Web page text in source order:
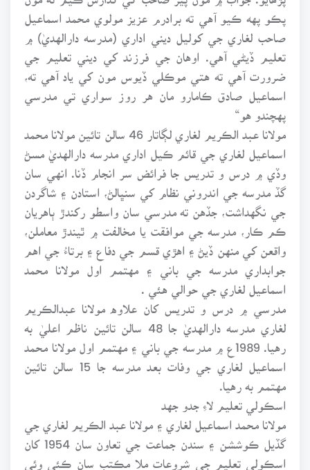
پڪو پهه ڪيو آهي ته برادرم عزيز مولوي محمد اسماعيل
صاحب لغاري جي کوليل ديني اداري (مدرسه دارالهديٰ) ۾
تعليم ڏيڻي آهي. اوهان جي فرزند کي ديني تعليم جي
ضرورت آهي ته هتي موڪلي ڏيوس مون کي ياد آهي ته،
اسماعيل صادق ڪامارو مان هر روز سواري تي مدرسي
پهچندو هو“
مولانا عبد الڪريم لغاري لڳاتار 46 سالن تائين مولانا محمد
اسماعيل لغاري جي قائم ڪيل اداري مدرسه دارالهديٰ مسڻ
وڏي ۾ درس و تدريس جا فرائض سر انجام ڏنا. انهي سان
گڏ مدرسه جي اندروني نظام کي سنڀالڻ، استادن ۽ شاگردن
جي نگهداشت، جڏهن ته مدرسي سان واسطو رکندڙ ٻاهريان
ڪم ڪار، مدرسه جي موافقت يا مخالفت ۾ ٿيندڙ معاملن،
واقعن کي منهن ڏيڻ ۽ اهڙي قسم جي دفاع ۽ برتاءُ جي اهم
جوابداري مدرسه جي باني ۽ مهتمم اول مولانا محمد
اسماعيل لغاري جي حوالي هئي .
مدرسي ۾ درس و تدريس کان علاوه مولانا عبدالڪريم
لغاري مدرسه دارالهديٰ جا 48 سالن تائين ناظم اعليٰ به
رهيا. 1989ع ۾ مدرسه جي باني ۽ مهتمم اول مولانا محمد
اسماعيل لغاري جي وفات بعد مدرسه جا 15 سالن تائين
مهتمم به رهيا.
اسڪولي تعليم لاءِ جدو جهد
مولانا محمد اسماعيل لغاري ۽ مولانا عبد الڪريم لغاري جي
گڏيل ڪوششن ۽ سندن جماعت جي تعاون سان 1954 کان
اسڪولي تعليم جي شروعات ملا مڪتب سان ڪئي وئي